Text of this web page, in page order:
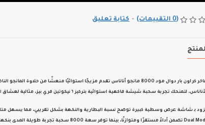
(0 التقييمات) - كتابة تعليق
كراون بار دوال مود 8000 مانجو أناناس تقدم مزيجًا استوائيًا منعشًا من حلاوة المانجو
، لتمنحك تجربة سحبة شيشة فاكهية استوائية بتركيز ٦ نيكوتين فري بيز ، مثالية لعشاق
بـ شاشة عرض وسطية كبيرة توضح نسبة البطارية والنكهة بشكل تقريبي، مما يسهل
Dual تضمن أداءً مستقرًا ومتوازنًا، بينما توفر سعة 8000 سحبة تجربة طويلة المدى